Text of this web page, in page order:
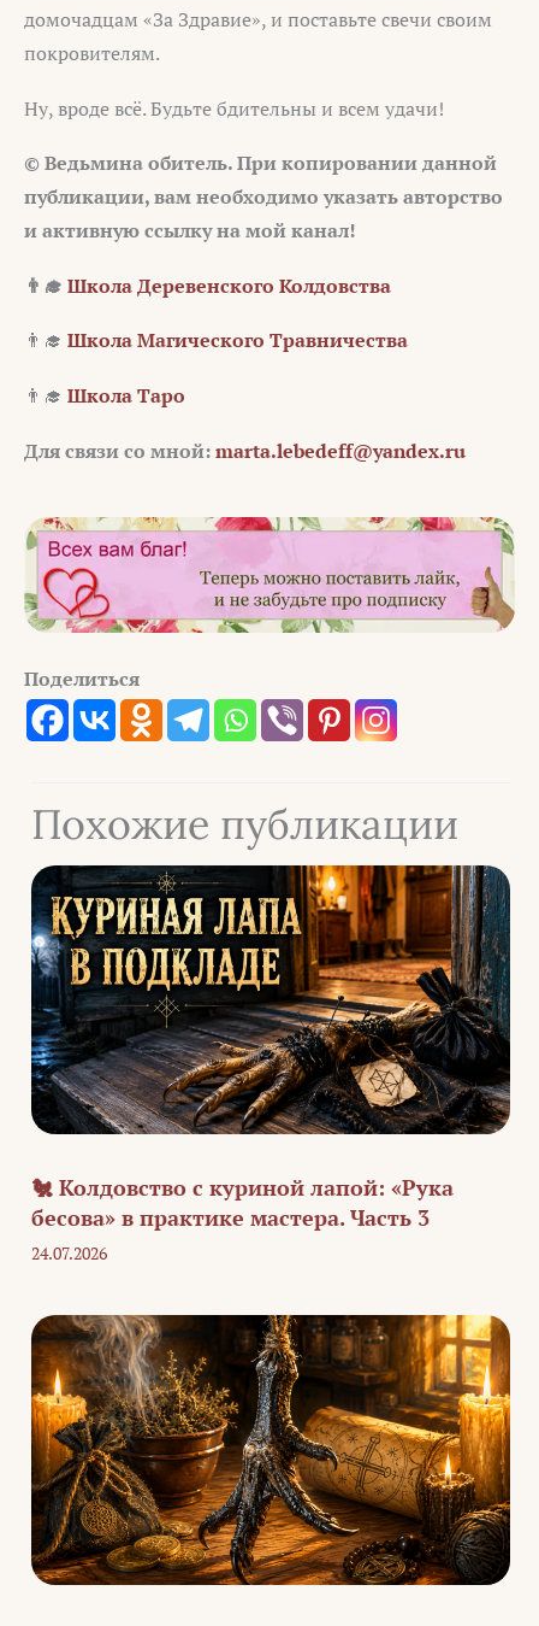
домочадцам «За Здравие», и поставьте свечи своим
покровителям.
Ну, вроде всё. Будьте бдительны и всем удачи!
© Ведьмина обитель. При копировании данной
публикации, вам необходимо указать авторство
и активную ссылку на мой канал!
👨‍🎓 Школа Деревенского Колдовства
👨‍🎓 Школа Магического Травничества
👨‍🎓 Школа Таро
Для связи со мной:marta.lebedeff@yandex.ru
Поделиться
Похожие публикации
🐔 Колдовство с куриной лапой: «Рука
бесова» в практике мастера. Часть 3
24.07.2026